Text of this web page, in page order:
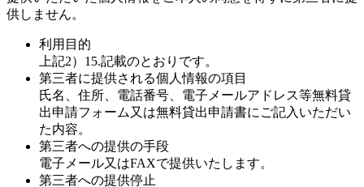
供しません。
利用目的
上記2）15.記載のとおりです。
第三者に提供される個人情報の項目
氏名、住所、電話番号、電子メールアドレス等無料貸
出申請フォーム又は無料貸出申請書にご記入いただい
た内容。
第三者への提供の手段
電子メール又はFAXで提供いたします。
第三者への提供停止